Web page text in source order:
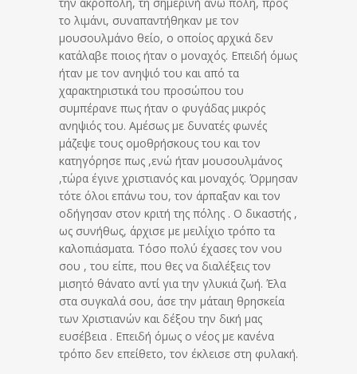
το λιμάνι, συναπαντήθηκαν με τον
μουσουλμάνο θείο, ο οποίος αρχικά δεν
κατάλαβε ποιος ήταν ο μοναχός. Επειδή όμως
ήταν με τον ανηψιό του και από τα
χαρακτηριστικά του προσώπου του
συμπέρανε πως ήταν ο φυγάδας μικρός
ανηψιός του. Αμέσως με δυνατές φωνές
μάζεψε τους ομοθρήσκους του και τον
κατηγόρησε πως ,ενώ ήταν μουσουλμάνος
,τώρα έγινε χριστιανός και μοναχός. Όρμησαν
τότε όλοι επάνω του, τον άρπαξαν και τον
οδήγησαν στον κριτή της πόλης . Ο δικαστής ,
ως συνήθως, άρχισε με μειλίχιο τρόπο τα
καλοπιάσματα. Τόσο πολύ έχασες τον νου
σου , του είπε, που θες να διαλέξεις τον
μισητό θάνατο αντί για την γλυκιά ζωή. Έλα
στα συγκαλά σου, άσε την μάταιη θρησκεία
των Χριστιανών και δέξου την δική μας
ευσέβεια . Επειδή όμως ο νέος με κανένα
τρόπο δεν επείθετο, τον έκλεισε στη φυλακή.